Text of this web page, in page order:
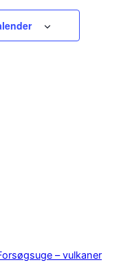
– vulkaner